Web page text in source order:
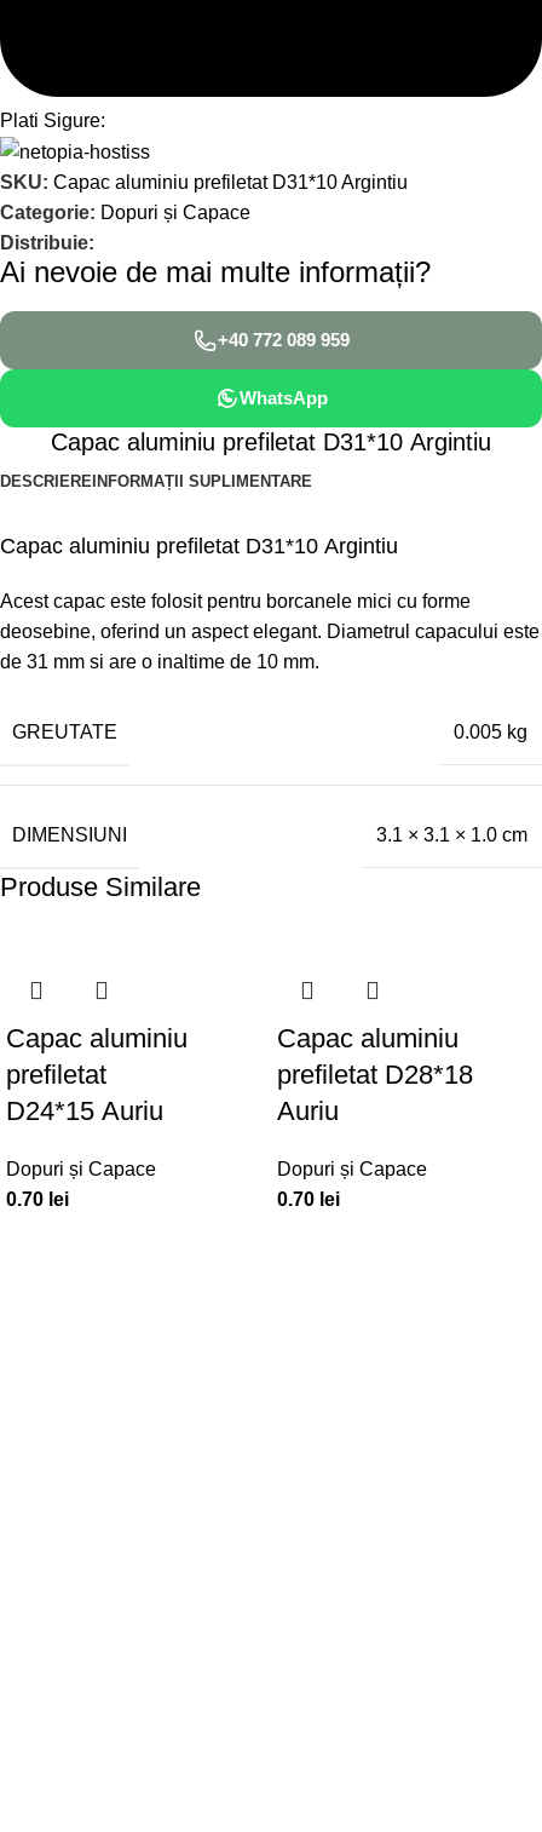
Plati Sigure:
SKU: Capac aluminiu prefiletat D31*10 Argintiu
Categorie: Dopuri și Capace
Distribuie:
Ai nevoie de mai multe informații?
+40 772 089 959
WhatsApp
Capac aluminiu prefiletat D31*10 Argintiu
DESCRIERE INFORMAȚII SUPLIMENTARE
Capac aluminiu prefiletat D31*10 Argintiu
Acest capac este folosit pentru borcanele mici cu forme
deosebine, oferind un aspect elegant. Diametrul capacului este
de 31 mm si are o inaltime de 10 mm.
GREUTATE 0.005 kg
DIMENSIUNI 3.1 × 3.1 × 1.0 cm
Produse Similare
Capac aluminiu
prefiletat
D24*15 Auriu
Dopuri și Capace
0.70 lei
Capac aluminiu
prefiletat D28*18
Auriu
Dopuri și Capace
0.70 lei